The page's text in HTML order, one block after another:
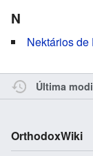
N
Nektários de
Última
OrthodoxWiki